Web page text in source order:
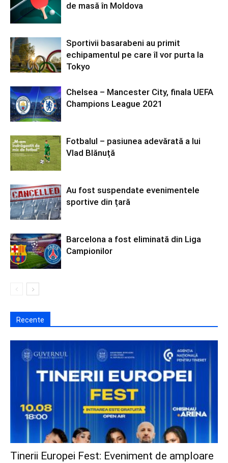
de masă în Moldova
Sportivii basarabeni au primit
echipamentul pe care îl vor purta la
Tokyo
Chelsea – Mancester City, finala UEFA
Champions League 2021
Fotbalul – pasiunea adevărată a lui
Vlad Blănuță
Au fost suspendate evenimentele
sportive din țară
Barcelona a fost eliminată din Liga
Campionilor
Recente
Tinerii Europei Fest: Eveniment de amploare